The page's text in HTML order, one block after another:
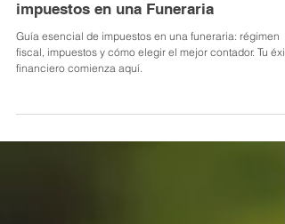
Funerarias Exitosas: Obligaciones e
impuestos en una Funeraria
Guía esencial de impuestos en una funeraria: régimen